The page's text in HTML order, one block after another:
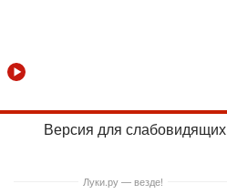
Версия для слабовидящих
Луки.ру — везде!